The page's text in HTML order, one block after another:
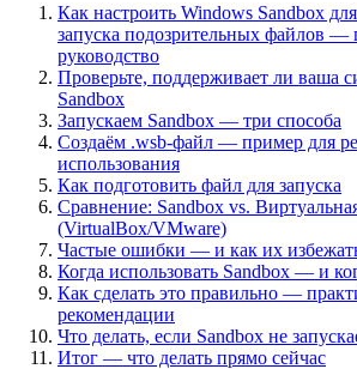
Как настроить Windows Sandbox
запуска подозрительных файлов —
руководство
Проверьте, поддерживает ли ваша
Sandbox
Запускаем Sandbox — три способа
Создаём .wsb-файл — пример для
использования
Как подготовить файл для запуска
Сравнение: Sandbox vs.
(VirtualBox/VMware)
Частые ошибки — и как их
Когда использовать Sandbox — и
Как сделать это правильно —
рекомендации
Что делать, если Sandbox не
Итог — что делать прямо сейчас